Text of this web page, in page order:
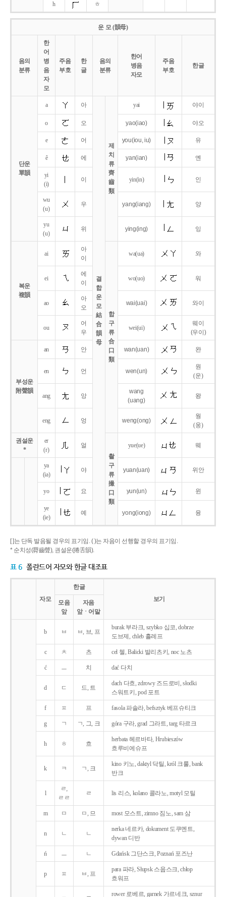
h ㅎ
운 모 (韻母)
음의
분류
한
어
병
음
자
모
주음
부호
한
글
음의
분류
한어
병음
자모
주음
부호
한글
단운
單韻
a 아
결
합
운
모
結
合
韻
母
제
치
류
齊
齒
類
yai 야이
o 오 yao(iao) 야오
e 어 you(iou,iu) 유
ê 에 yan(ian) 옌
yi
(i)
이 yin(in) 인
wu
(u)
우 yang(iang) 양
yu
(u)
위 ying(ing) 잉
복운
複韻
ai
아
이
합
구
류
合
口
類
wa(ua) 와
ei
에
이
wo(uo) 워
ao
아
오
wai(uai) 와이
ou
어
우
wei(ui)
웨이
(우이)
부성운
附聲韻
an 안 wan(uan) 완
en 언 wen(un)
원
(운)
ang 앙
wang
(uang)
왕
eng 엉 weng(ong)
웡
(웅)
권설운
*
er
(r)
얼
촬
구
류
撮
口
類
yue(ue) 웨
ya
(ia)
야 yuan(uan) 위안
yo 요 yun(un) 윈
ye
(ie)
예 yong(iong) 융
[ ]는 단독 발음될 경우의 표기임. ( )는 자음이 선행할 경우의 표기임.
* 순치성(脣齒聲), 권설운(捲舌韻).
표 6 폴란드어 자모와 한글 대조표
자모
한글
보기
모음
앞
자음
앞ㆍ어말
b ㅂ ㅂ, 브, 프
burak 부라크, szybko 십코, dobrze
도브제, chleb 흘레프
c ㅊ 츠 cel 첼, Balicki 발리츠키, noc 노츠
ć ㅡ 치 dać 다치
d ㄷ 드, 트
dach 다흐, zdrowy 즈드로비, słodki
스워트키, pod 포트
f ㅍ 프 fasola 파솔라, befsztyk 베프슈티크
g ㄱ ㄱ, 그, 크 góra 구라, grad 그라트, targ 타르크
h ㅎ 흐
herbata 헤르바타, Hrubieszów
흐루비에슈프
k ㅋ ㄱ, 크
kino 키노, daktyl 닥틸, król 크룰, bank
반크
l
ㄹ,
ㄹㄹ
ㄹ lis 리스, kolano 콜라노, motyl 모틸
m ㅁ ㅁ, 므 most 모스트, zimno 짐노, sam 삼
n ㄴ ㄴ
nerka 네르카, dokument 도쿠멘트,
dywan 디반
ń ㅡ ㄴ Gdańsk 그단스크, Poznań 포즈난
p ㅍ ㅂ, 프
para 파라, Słupsk 스웁스크, chłop
흐워프
rower 로베르, garnek 가르네크, sznur